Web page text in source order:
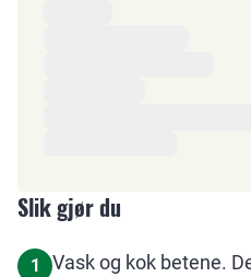
Slik gjør du
1
Vask og kok betene.